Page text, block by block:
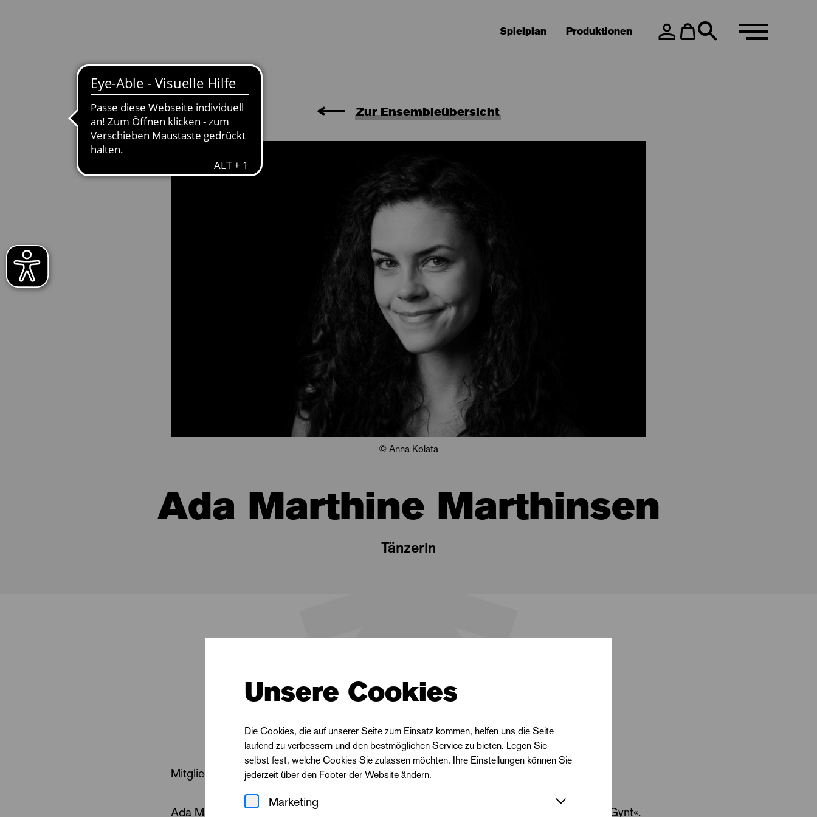
Spielplan Produktionen
Zur Ensembleübersicht
© Anna Kolata
Ada Marthine Marthinsen
Tänzerin
Mitglied des Balletts Halle seit der Spielzeit 2022 / 2023
Ada Marthine Marthinsen tanzte in der vergangenen Spielzeit u.a. die Sennerin in »Peer Gynt«.
Unsere Cookies
Die Cookies, die auf unserer Seite zum Einsatz kommen, helfen uns die Seite
laufend zu verbessern und den bestmöglichen Service zu bieten. Legen Sie
selbst fest, welche Cookies Sie zulassen möchten. Ihre Einstellungen können Sie
jederzeit über den Footer der Website ändern.
Marketing